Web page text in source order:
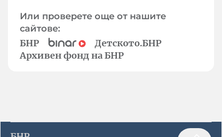
Или проверете още от нашите
сайтове:
БНР
Детското.БНР
Архивен фонд на БНР